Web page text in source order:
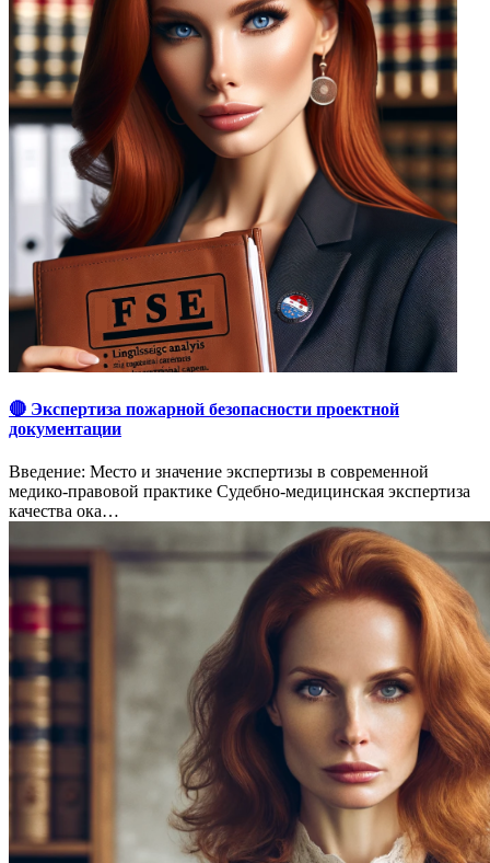
🔴 Экспертиза пожарной безопасности проектной
документации
Введение: Место и значение экспертизы в современной
медико-правовой практике Судебно-медицинская экспертиза
качества ока…